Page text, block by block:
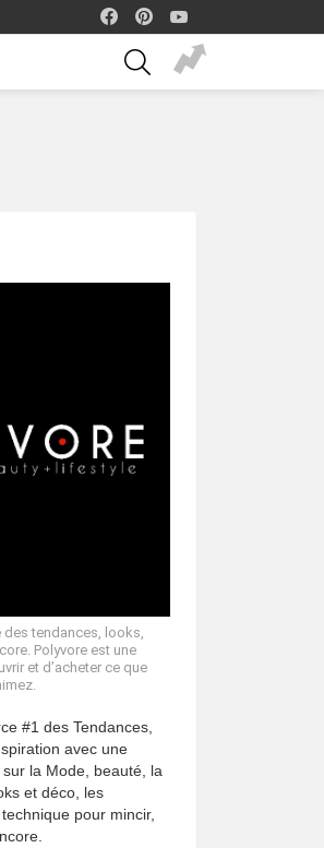
facebook
SEARCH
tendances, looks,
Polyvore est une
et d’acheter ce que
#1 des Tendances,
avec une
la Mode, beauté, la
et déco, les
pour mincir,